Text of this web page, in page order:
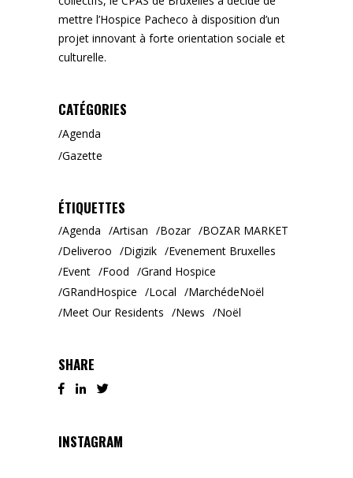
mettre l’Hospice Pacheco à disposition d’un
projet innovant à forte orientation sociale et
culturelle.
CATÉGORIES
Agenda
Gazette
ÉTIQUETTES
Agenda Artisan Bozar
BOZAR MARKET
Deliveroo
Digizik
Evenement Bruxelles
Event
Food
Grand Hospice
GRandHospice
Local
MarchédeNoël
Meet Our Residents
News Noël
SHARE
INSTAGRAM